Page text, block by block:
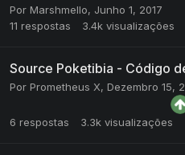
Por Marshmello, Junho 1, 2017
11 respostas 3.4k visualizações
Source Poketibia - Código
Por Prometheus X, Dezembro 15,
6 respostas 3.3k visualizações